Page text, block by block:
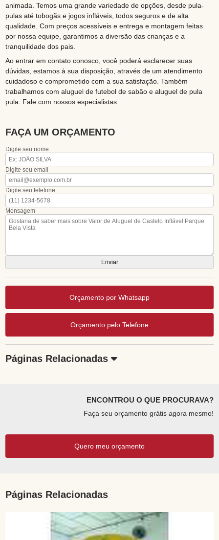
animada. Temos uma grande variedade de opções, desde pula-
pulas até tobogãs e jogos infláveis, todos seguros e de alta
qualidade. Com preços acessíveis e entrega e montagem feitas
por nossa equipe, garantimos a diversão das crianças e a
tranquilidade dos pais.
Ao entrar em contato conosco, você poderá esclarecer suas
dúvidas, estamos à sua disposição, através de um atendimento
cuidadoso e comprometido com a sua satisfação. Também
trabalhamos com aluguel de futebol de sabão e aluguel de pula
pula. Fale com nossos especialistas.
FAÇA UM ORÇAMENTO
Digite seu nome
Digite seu email
Digite seu telefone
Mensagem
Orçamento por Whatsapp
Orçamento pelo Telefone
Páginas Relacionadas
ENCONTROU O QUE PROCURAVA?
Faça seu orçamento grátis agora mesmo!
Quero meu orçamento
Páginas Relacionadas